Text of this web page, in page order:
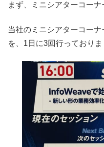
まず、ミニシアターコーナ
当社のミニシアターコー
を、1日に3回行っておりま